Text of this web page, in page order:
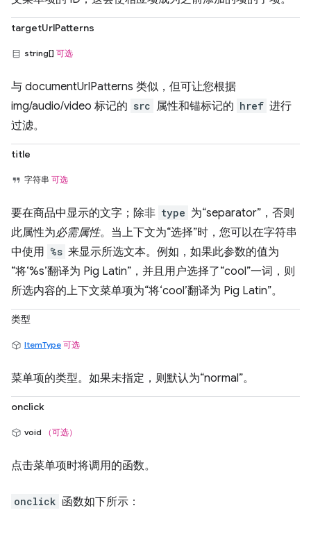
targetUrlPatterns
string[] 可选
与 documentUrlPatterns 类似，但可让您根据
img/audio/video 标记的 src 属性和锚标记的 href 进行
过滤。
title
字符串 可选
要在商品中显示的文字；除非 type 为“separator”，否则
此属性为必需属性。当上下文为“选择”时，您可以在字符串
中使用 %s 来显示所选文本。例如，如果此参数的值为
“将‘%s’翻译为 Pig Latin”，并且用户选择了“cool”一词，则
所选内容的上下文菜单项为“将‘cool’翻译为 Pig Latin”。
类型
ItemType 可选
菜单项的类型。如果未指定，则默认为“normal”。
onclick
void （可选）
点击菜单项时将调用的函数。
onclick 函数如下所示：